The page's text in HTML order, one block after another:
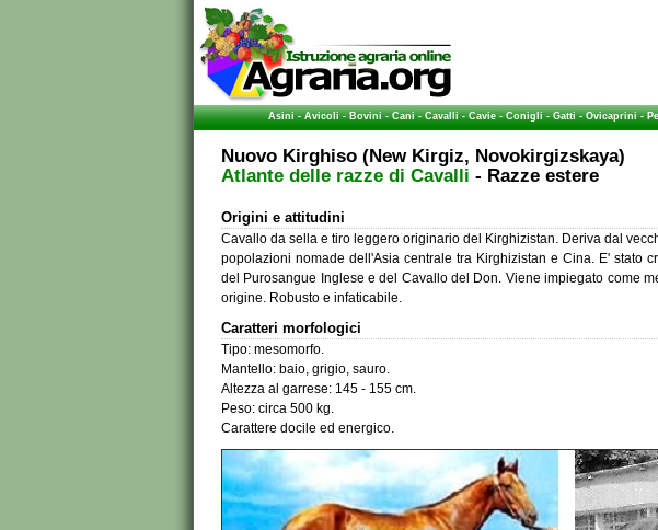
Asini-Avicoli-Bovini-Cani-Cavalli-Cavie-Conigli-Gatti-Ovicaprini-
Nuovo Kirghiso (New Kirgiz, Novokirgizskaya)
Atlante delle razze di Cavalli - Razze estere
Origini e attitudini
Cavallo da sella e tiro leggero originario del Kirghizistan. Deriva dal
popolazioni nomade dell'Asia centrale tra Kirghizistan e Cina. E' stato
del Purosangue Inglese e del Cavallo del Don. Viene impiegato come
origine. Robusto e infaticabile.
Caratteri morfologici
Tipo: mesomorfo.
Mantello: baio, grigio, sauro.
Altezza al garrese: 145 - 155 cm.
Peso: circa 500 kg.
Carattere docile ed energico.